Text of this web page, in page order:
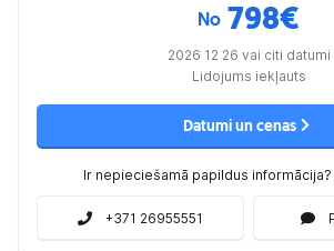
No 798€
2026 12 26 vai citi datumi
Lidojums iekļauts
Datumi un cenas
Ir nepieciešamā papildus informācija?
+371 26955551